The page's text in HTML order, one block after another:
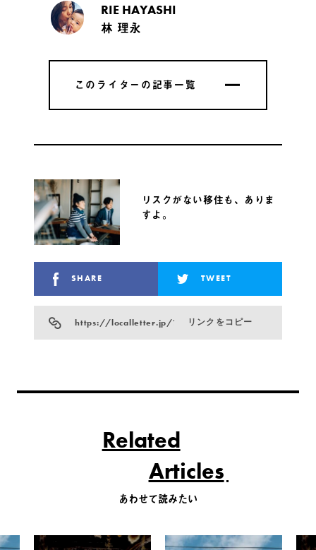
RIE HAYASHI
林 理永
このライターの記事一覧
このライターの記事一覧
リスクがない移住も、ありま
すよ。
SHARE TWEET
https://localletter.jp/?p=5588リンクをコピー
Related
Articles
あわせて読みたい